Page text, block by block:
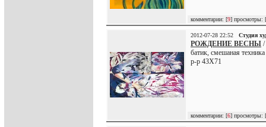
комментарии: [9] просмотры: [
2012-07-28 22:52 Студия
РОЖДЕНИЕ ВЕСНЫ
батик, смешаная техника
р-р 43Х71
комментарии: [6] просмотры: [